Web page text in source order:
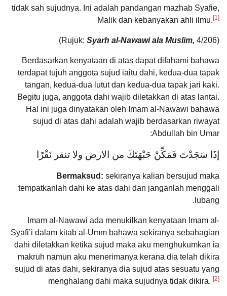
tidak sah sujudnya. Ini adalah pandangan mazhab Syafie,
Malik dan kebanyakan ahli ilmu.[1]
(Rujuk:
Syarh al-Nawawi ala Muslim, 4/206)
Berdasarkan kenyataan di atas dapat difahami bahawa
terdapat tujuh anggota sujud iaitu dahi, kedua-dua tapak
tangan, kedua-dua lutut dan kedua-dua tapak jari kaki.
Begitu juga, anggota dahi wajib diletakkan di atas lantai.
Hal ini juga dinyatakan oleh Imam al-Nawawi bahawa
sujud di atas dahi adalah wajib berdasarkan riwayat
Abdullah bin Umar:
إذَا ‌سَجَدْتَ فَمَكِّنْ ‌جَبْهَتَكَ من ‌الارض ولا تنقر نَقْرًا
Bermaksud: sekiranya kalian bersujud maka
tempatkanlah dahi ke atas dahi dan janganlah menggali
lubang.
Imam al-Nawawi ada menukilkan kenyataan Imam al-
Syafi’i dalam kitab al-Umm bahawa sekiranya sebahagian
dahi diletakkan ketika sujud maka aku menghukumkan ia
makruh namun aku menerimanya kerana dia telah dikira
sujud di atas dahi, sekiranya dia sujud atas sesuatu yang
menghalang dahi maka sujudnya tidak dikira. [2]